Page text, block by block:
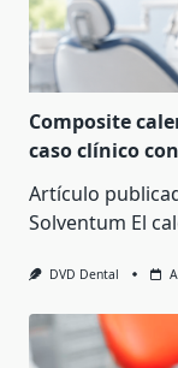
Composite
caso clínico
Artículo
Solventum El
DVD Dental